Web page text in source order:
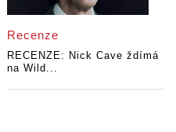
Recenze
RECENZE: Nick Cave ždímá
na Wild...